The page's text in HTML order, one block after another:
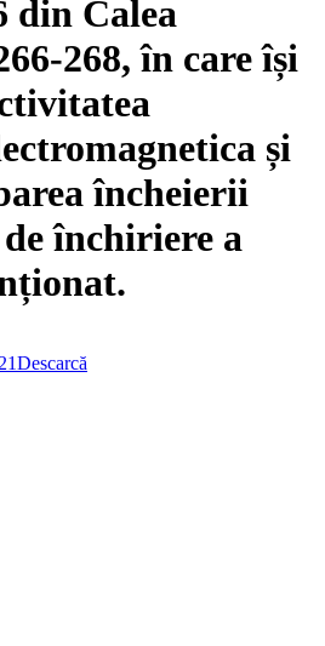
din Calea
268, în care își
și
încheierii
închiriere a
Descarcă